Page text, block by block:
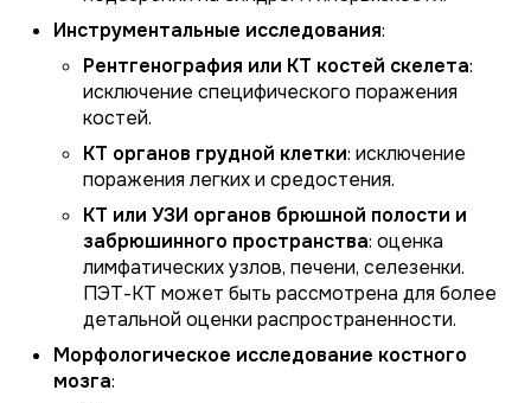
Инструментальные исследования:
Рентгенография или КТ костей скелета:
исключение специфического поражения
костей.
КТ органов грудной клетки: исключение
поражения легких и средостения.
КТ или УЗИ органов брюшной полости и
забрюшинного пространства: оценка
лимфатических узлов, печени, селезенки.
ПЭТ-КТ может быть рассмотрена для более
детальной оценки распространенности.
Морфологическое исследование костного
мозга: